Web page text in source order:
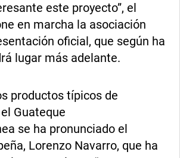
este proyecto”, el
en marcha la asociación
oficial, que según ha
lugar más adelante.
productos típicos de
Guateque
se ha pronunciado el
Lorenzo Navarro, que ha